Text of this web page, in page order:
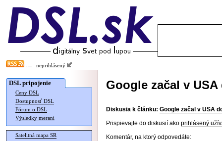
neprihlásený
DSL pripojenie
Ceny DSL
Dostupnosť DSL
Fórum o DSL
Výsledky meraní
Satelitná mapa SR
Google začal v
Diskusia k článku: Google začal v USA
Prispievajte do diskusií ako prihlásený
Komentár, na ktorý odpovedáte: